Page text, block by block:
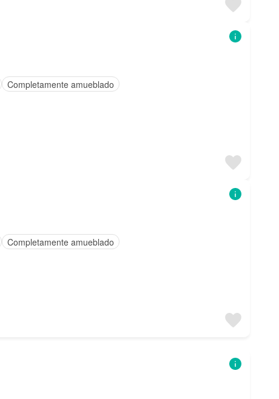
Completamente amueblado
Completamente amueblado